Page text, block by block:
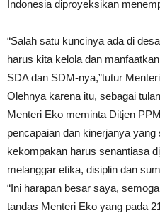
Indonesia diproyeksikan
“Salah satu kuncinya ada di
harus kita kelola dan
SDA dan SDM-nya,”tutur
Olehnya karena itu, sebagai
Menteri Eko meminta Ditjen
pencapaian dan kinerjanya
kekompakan harus senantiasa
melanggar etika, disiplin dan
“Ini harapan besar saya,
tandas Menteri Eko yang pada